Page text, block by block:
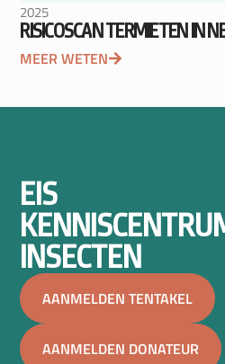
2025
RISICOSCAN TERMIETEN IN
MEER WETEN
EIS
INSECTEN
AANMELDEN TENTAKEL
AANMELDEN DONATEUR